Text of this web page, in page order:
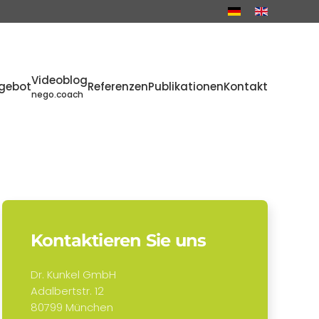
Videoblog
nego.coach
ReferenzenPublikationenKontakt
Kontaktieren Sie uns
Dr. Kunkel GmbH
Adalbertstr. 12
80799 München